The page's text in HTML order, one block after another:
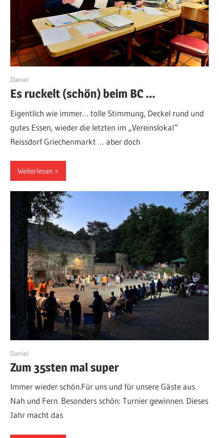
8. Februar 2026
Daniel
Es ruckelt (schön) beim BC …
Eigentlich wie immer… tolle Stimmung, Deckel rund und
gutes Essen, wieder die letzten im „Vereinslokal“
Reissdorf Griechenmarkt … aber doch
Weiterlesen
20. Juni 2025
Daniel
Zum 35sten mal super
Immer wieder schön.Für uns und für unsere Gäste aus
Nah und Fern. Besonders schön: Turnier gewinnen. Dieses
Jahr macht das